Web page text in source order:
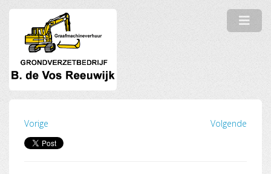
Vorige Volgende